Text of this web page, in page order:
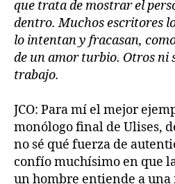
que trata de mostrar el
dentro. Muchos escritores
lo intentan y fracasan,
de un amor turbio. Otros ni
trabajo.
JCO: Para mí el mejor
monólogo final de Ulises,
no sé qué fuerza de
confío muchísimo en que
un hombre entiende a una